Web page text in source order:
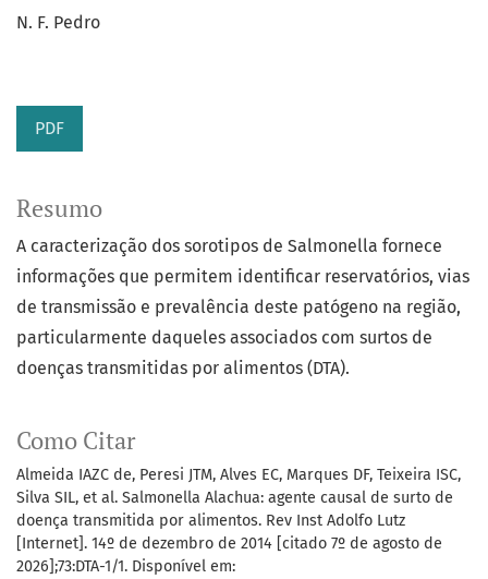
N. F. Pedro
PDF
Como Citar
Almeida IAZC de, Peresi JTM, Alves EC, Marques DF, Teixeira ISC,
Silva SIL, et al. Salmonella Alachua: agente causal de surto de
doença transmitida por alimentos. Rev Inst Adolfo Lutz
[Internet]. 14º de dezembro de 2014 [citado 7º de agosto de
2026];73:DTA-1/1. Disponível em:
Resumo
A caracterização dos sorotipos de Salmonella fornece
informações que permitem identificar reservatórios, vias
de transmissão e prevalência deste patógeno na região,
particularmente daqueles associados com surtos de
doenças transmitidas por alimentos (DTA).